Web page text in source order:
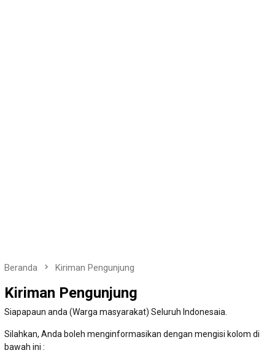
Beranda Kiriman Pengunjung
Kiriman Pengunjung
Siapapaun anda (Warga masyarakat) Seluruh Indonesaia.
Silahkan, Anda boleh menginformasikan dengan mengisi kolom di
bawah ini :